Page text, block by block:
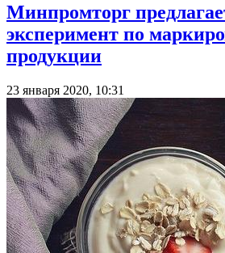
Минпромторг
эксперимент по
продукции
23 января 2020, 10:31